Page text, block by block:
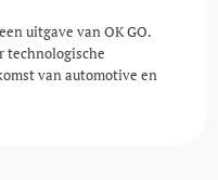
uitgave van OK GO.
technologische
van automotive en